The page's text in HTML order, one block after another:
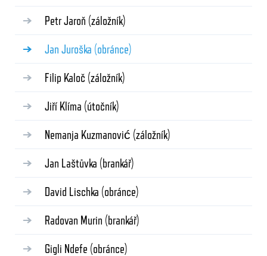
Petr Jaroň (záložník)
Jan Juroška (obránce)
Filip Kaloč (záložník)
Jiří Klíma (útočník)
Nemanja Kuzmanović (záložník)
Jan Laštůvka (brankář)
David Lischka (obránce)
Radovan Murin (brankář)
Gigli Ndefe (obránce)